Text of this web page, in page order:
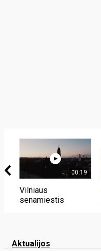
00:19
Vilniaus
senamiestis
Aktualijos